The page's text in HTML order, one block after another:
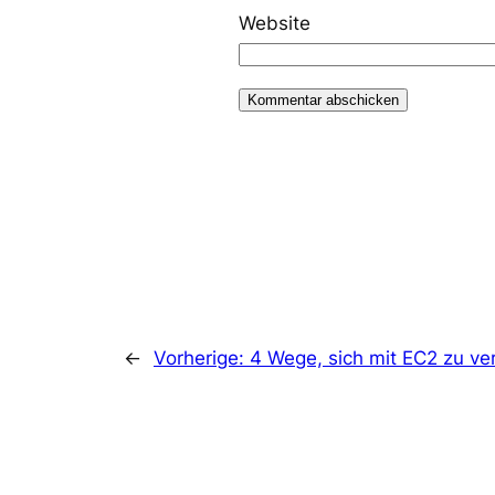
Website
← Vorherige: 4 Wege, sich mit EC2 zu